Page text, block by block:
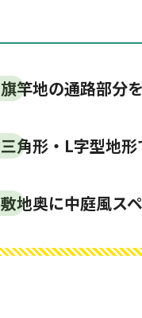
旗竿地の通路部分
三角形・L字型地
敷地奥に中庭風ス